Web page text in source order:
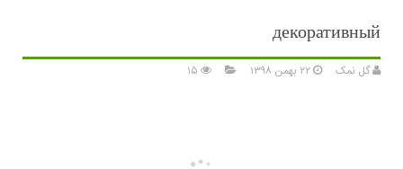
декоративный
گل نمک